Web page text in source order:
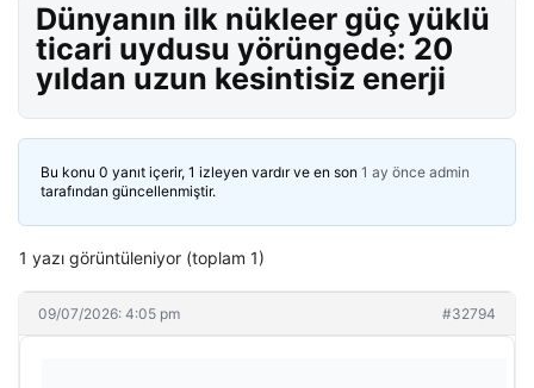
Dünyanın ilk nükleer güç yüklü
ticari uydusu yörüngede: 20
yıldan uzun kesintisiz enerji
Bu konu 0 yanıt içerir, 1 izleyen vardır ve en son 1 ay önce admin
tarafından güncellenmiştir.
1 yazı görüntüleniyor (toplam 1)
09/07/2026: 4:05 pm #32794